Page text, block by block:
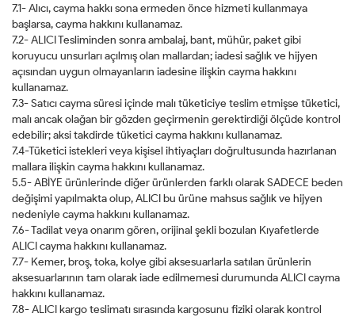
7.1- Alıcı, cayma hakkı sona ermeden önce hizmeti kullanmaya
başlarsa, cayma hakkını kullanamaz.
7.2- ALICI Tesliminden sonra ambalaj, bant, mühür, paket gibi
koruyucu unsurları açılmış olan mallardan; iadesi sağlık ve hijyen
açısından uygun olmayanların iadesine ilişkin cayma hakkını
kullanamaz.
7.3- Satıcı cayma süresi içinde malı tüketiciye teslim etmişse tüketici,
malı ancak olağan bir gözden geçirmenin gerektirdiği ölçüde kontrol
edebilir; aksi takdirde tüketici cayma hakkını kullanamaz.
7.4-Tüketici istekleri veya kişisel ihtiyaçları doğrultusunda hazırlanan
mallara ilişkin cayma hakkını kullanamaz.
5.5- ABİYE ürünlerinde diğer ürünlerden farklı olarak SADECE beden
değişimi yapılmakta olup, ALICI bu ürüne mahsus sağlık ve hijyen
nedeniyle cayma hakkını kullanamaz.
7.6- Tadilat veya onarım gören, orijinal şekli bozulan Kıyafetlerde
ALICI cayma hakkını kullanamaz.
7.7- Kemer, broş, toka, kolye gibi aksesuarlarla satılan ürünlerin
aksesuarlarının tam olarak iade edilmemesi durumunda ALICI cayma
hakkını kullanamaz.
7.8- ALICI kargo teslimatı sırasında kargosunu fiziki olarak kontrol